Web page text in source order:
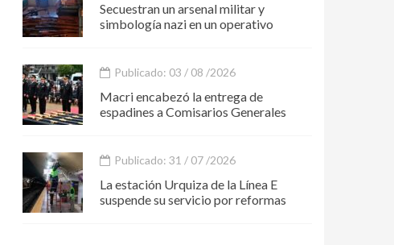
Secuestran un arsenal militar y
simbología nazi en un operativo
Publicado: 03 / 08 /2026
Macri encabezó la entrega de
espadines a Comisarios Generales
Publicado: 31 / 07 /2026
La estación Urquiza de la Línea E
suspende su servicio por reformas